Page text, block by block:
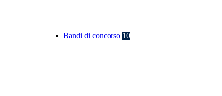
Bandi di concorso 10